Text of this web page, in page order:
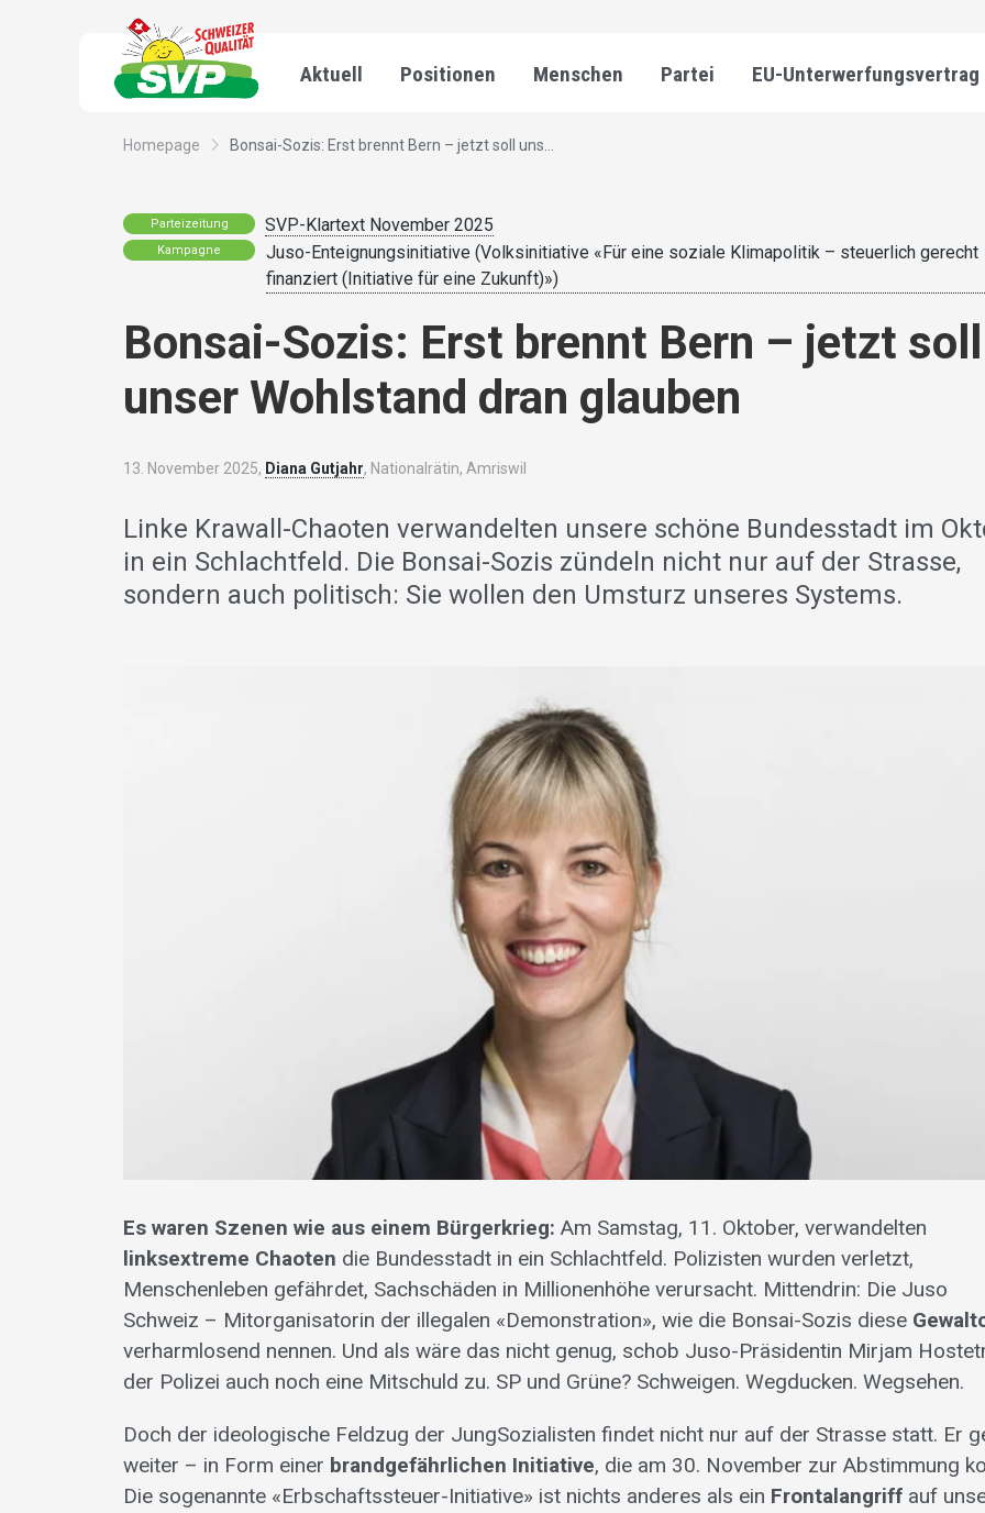
Aktuell Positionen Menschen Partei EU-Unterwerfungsvertrag
Homepage Bonsai-Sozis: Erst brennt Bern – jetzt soll uns...
Parteizeitung SVP-Klartext November 2025
Kampagne
Juso-Enteignungsinitiative (Volksinitiative «Für eine soziale Klimapolitik – steuerlich gerecht
finanziert (Initiative für eine Zukunft)»)
Bonsai-Sozis: Erst brennt Bern – jetzt soll
unser Wohlstand dran glauben
13. November 2025, Diana Gutjahr, Nationalrätin, Amriswil
Linke Krawall-Chaoten verwandelten unsere schöne Bundesstadt im
in ein Schlachtfeld. Die Bonsai-Sozis zündeln nicht nur auf der Strasse,
sondern auch politisch: Sie wollen den Umsturz unseres Systems.
Es waren Szenen wie aus einem Bürgerkrieg: Am Samstag, 11. Oktober, verwandelten
linksextreme Chaoten die Bundesstadt in ein Schlachtfeld. Polizisten wurden verletzt,
Menschenleben gefährdet, Sachschäden in Millionenhöhe verursacht. Mittendrin: Die Juso
Schweiz – Mitorganisatorin der illegalen «Demonstration», wie die Bonsai-Sozis diese
verharmlosend nennen. Und als wäre das nicht genug, schob Juso-Präsidentin Mirjam
der Polizei auch noch eine Mitschuld zu. SP und Grüne? Schweigen. Wegducken. Wegsehen.
Doch der ideologische Feldzug der JungSozialisten findet nicht nur auf der Strasse statt. Er
weiter – in Form einer brandgefährlichen Initiative, die am 30. November zur Abstimmung
Die sogenannte «Erbschaftssteuer-Initiative» ist nichts anderes als ein Frontalangriff auf